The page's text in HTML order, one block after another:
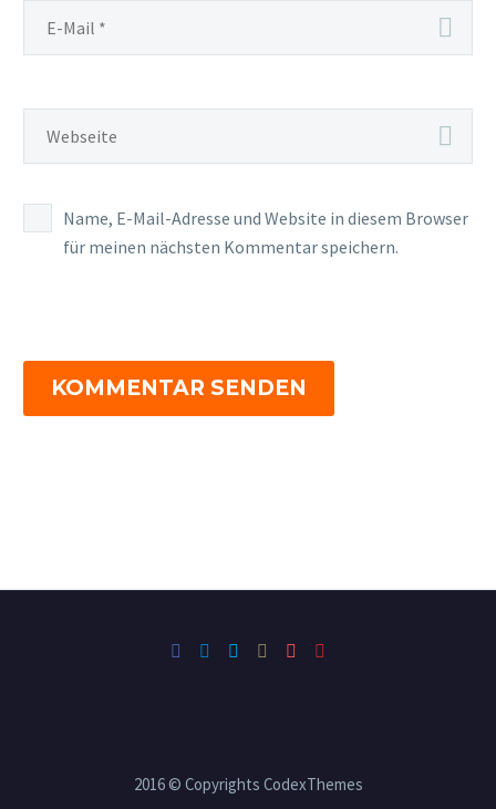
Name, E-Mail-Adresse und Website in diesem Browser
für meinen nächsten Kommentar speichern.
KOMMENTAR SENDEN
2016 © Copyrights CodexThemes